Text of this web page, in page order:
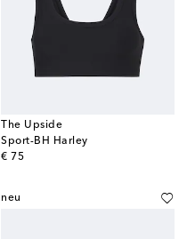
The Upside
Sport-BH Harley
€ 75
original price
neu